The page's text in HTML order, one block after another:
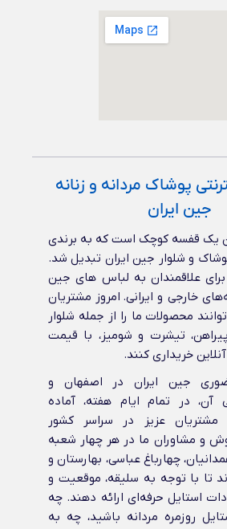
پوشاک مردانه و زنانه
جین ایران
یک قفسه کوچک است که به برندی
و شلوار جین ایران تبدیل شد.
علاقمندان به لباس های جین
خارجی و ایرانی‌. امروز مشتریان
محصولات ما را از جمله شلوار
تیشرت و شومیز، با قیمت
خریداری کنند.
جین ایران در اصفهان و
آن، در تمام ایام هفته، آماده
عزیز در سراسر کشور
و مشاوران ما در هر چهار شعبه
چهارباغ عباسی، بهارستان و
تا با توجه به سلیقه، موقعیت و
استایل حرفه‌ای ارائه دهند. چه
روزمره مردانه باشید، چه به